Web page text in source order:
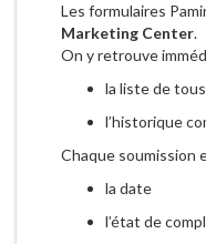
Les formulaires
Marketing Center.
On y retrouve
la liste de
l’historique
Chaque soumission
la date
l’état de